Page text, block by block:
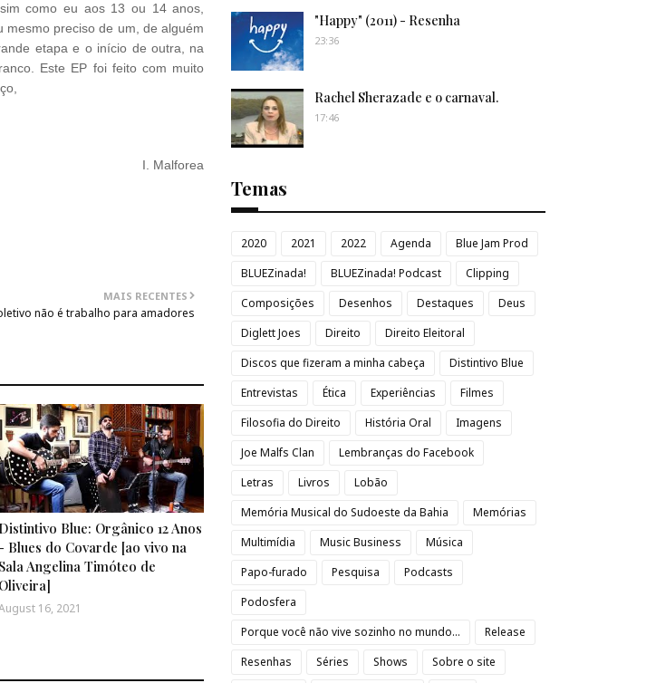
como eu aos 13 ou 14 anos,
mesmo preciso de um, de alguém
etapa e o início de outra, na
Este EP foi feito com muito
I. Malforea
MAIS RECENTES
não é trabalho para amadores
Distintivo Blue: Orgânico 12 Anos
- Blues do Covarde [ao vivo na
Sala Angelina Timóteo de
Oliveira]
16, 2021
"Happy" (2011) - Resenha
23:36
Rachel Sherazade e o carnaval.
17:46
Temas
2020 2021 2022 Agenda
Blue Jam Prod
BLUEZinada!
BLUEZinada! Podcast
Clipping
Composições
Desenhos Destaques
Deus
Diglett Joes
Direito
Direito Eleitoral
Discos que fizeram a minha cabeça
Distintivo Blue
Entrevistas
Ética Experiências
Filmes
Filosofia do Direito
História Oral
Imagens
Joe Malfs Clan
Lembranças do Facebook
Letras
Livros
Lobão
Memória Musical do Sudoeste da Bahia
Memórias
Multimídia
Music Business
Música
Papo-furado
Pesquisa
Podcasts
Podosfera
Porque você não vive sozinho no mundo...
Release
Resenhas
Séries Shows
Sobre o site